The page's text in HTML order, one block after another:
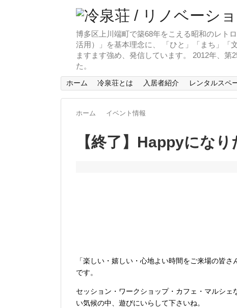
博多区上川端町で築68年をこえる昭和のレト
活用）」を基本理念に、 「ひと」「まち」「
ますます強め、発信しています。 2012年、
た。
ホーム 冷泉荘とは 入居者紹介 レンタルスペ
ホーム イベント情報
【終了】Happyにな
「楽しい・嬉しい・心地よい時間をご来場の皆
です。
セッション・ワークショップ・カフェ・マルシ
い気候の中、遊びにいらして下さいね。